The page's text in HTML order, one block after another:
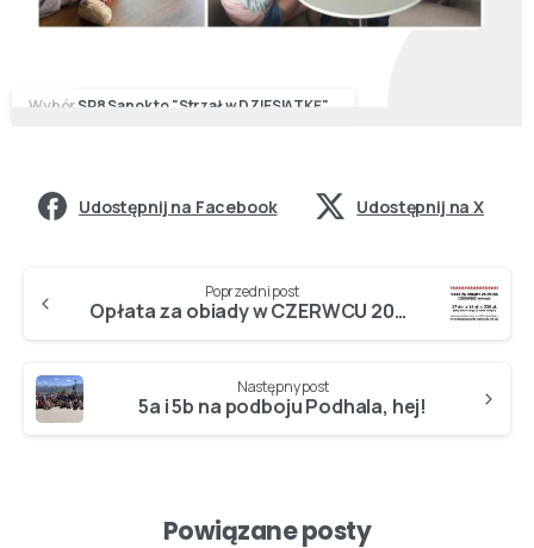
Wybór SP8 Sanok to "Strzał w DZIESIĄTKĘ"...
Udostępnij na Facebook Udostępnij na X
Poprzedni post
Opłata za obiady w CZERWCU 2026…
Następny post
5a i 5b na podboju Podhala, hej!
Powiązane posty